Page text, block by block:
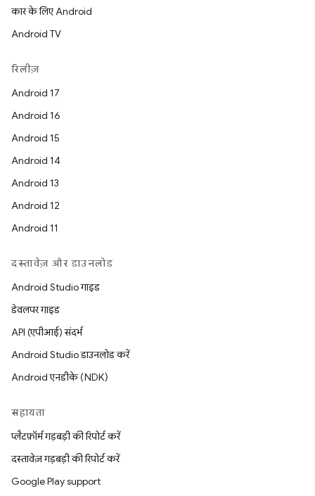
कार के लिए Android
Android TV
रिलीज़
Android 17
Android 16
Android 15
Android 14
Android 13
Android 12
Android 11
दस्तावेज़ और डाउनलोड
Android Studio गाइड
डेवलपर गाइड
API (एपीआई) संदर्भ
Android Studio डाउनलोड करें
Android एनडीके (NDK)
सहायता
प्लैटफ़ॉर्म गड़बड़ी की रिपोर्ट करें
दस्तावेज़ गड़बड़ी की रिपोर्ट करें
Google Play support